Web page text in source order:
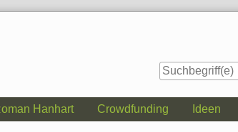
Hanhart Crowdfunding Ideen